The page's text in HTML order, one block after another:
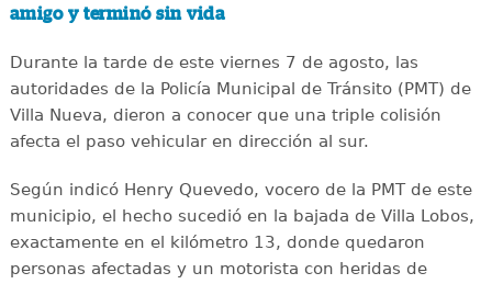
amigo y terminó sin vida
Durante la tarde de este viernes 7 de agosto, las
autoridades de la Policía Municipal de Tránsito (PMT) de
Villa Nueva, dieron a conocer que una triple colisión
afecta el paso vehicular en dirección al sur.
Según indicó Henry Quevedo, vocero de la PMT de este
municipio, el hecho sucedió en la bajada de Villa Lobos,
exactamente en el kilómetro 13, donde quedaron
personas afectadas y un motorista con heridas de